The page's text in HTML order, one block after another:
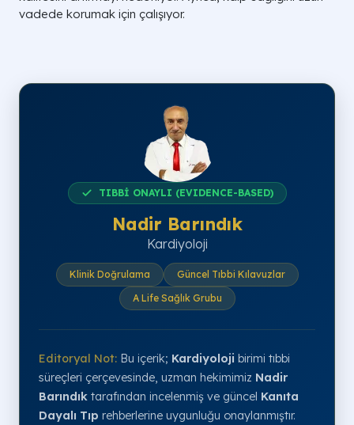
vadede korumak için çalışıyor.
TIBBİ ONAYLI (EVIDENCE-BASED)
Nadir Barındık
Kardiyoloji
Klinik Doğrulama
Güncel Tıbbi Kılavuzlar
A Life Sağlık Grubu
Editoryal Not: Bu içerik; Kardiyoloji birimi tıbbi
süreçleri çerçevesinde, uzman hekimimiz Nadir
Barındık tarafından incelenmiş ve güncel Kanıta
Dayalı Tıp rehberlerine uygunluğu onaylanmıştır.